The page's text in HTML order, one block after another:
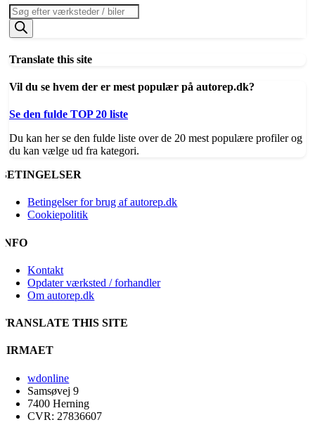
Products
search
Translate this site
Vil du se hvem der er mest populær på autorep.dk?
Se den fulde TOP 20 liste
Du kan her se den fulde liste over de 20 mest populære profiler og
du kan vælge ud fra kategori.
BETINGELSER
Betingelser for brug af autorep.dk
Cookiepolitik
INFO
Kontakt
Opdater værksted / forhandler
Om autorep.dk
TRANSLATE THIS SITE
FIRMAET
wdonline
Samsøvej 9
7400 Herning
CVR: 27836607